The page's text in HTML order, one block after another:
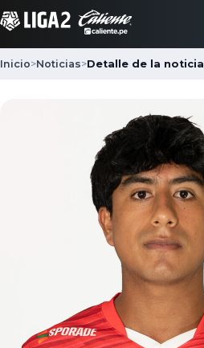
Noticias
Inicio>Noticias>Detalle de la noticia